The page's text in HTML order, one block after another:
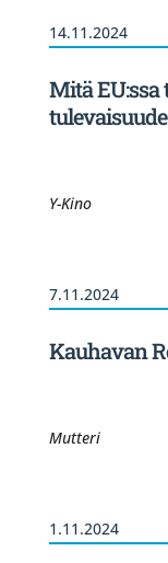
14.11.2024
Mitä
Y-Kino
7.11.2024
Kauhavan
Mutteri
1.11.2024